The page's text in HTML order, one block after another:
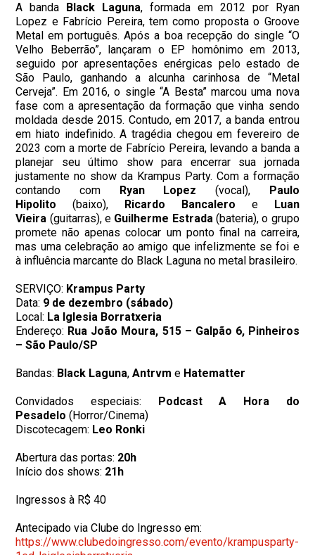
A banda Black Laguna, formada em 2012 por Ryan
Lopez e Fabrício Pereira, tem como proposta o Groove
Metal em português. Após a boa recepção do single “O
Velho Beberrão”, lançaram o EP homônimo em 2013,
seguido por apresentações enérgicas pelo estado de
São Paulo, ganhando a alcunha carinhosa de “Metal
Cerveja”. Em 2016, o single “A Besta” marcou uma nova
fase com a apresentação da formação que vinha sendo
moldada desde 2015. Contudo, em 2017, a banda entrou
em hiato indefinido. A tragédia chegou em fevereiro de
2023 com a morte de Fabrício Pereira, levando a banda a
planejar seu último show para encerrar sua jornada
justamente no show da Krampus Party. Com a formação
contando com Ryan Lopez (vocal), Paulo
Hipolito (baixo), Ricardo Bancalero e Luan
Vieira (guitarras), e Guilherme Estrada(bateria), o grupo
promete não apenas colocar um ponto final na carreira,
mas uma celebração ao amigo que infelizmente se foi e
à influência marcante do Black Laguna no metal brasileiro.
SERVIÇO: Krampus Party
Data: 9 de dezembro (sábado)
Local: La Iglesia Borratxeria
Endereço: Rua João Moura, 515 – Galpão 6, Pinheiros
– São Paulo/SP
Bandas: Black Laguna,Antrvm e Hatematter
Convidados especiais: Podcast A Hora do
Pesadelo (Horror/Cinema)
Discotecagem: Leo Ronki
Abertura das portas: 20h
Início dos shows: 21h
Ingressos à R$ 40
Antecipado via Clube do Ingresso em:
https://www.clubedoingresso.com/evento/krampusparty-